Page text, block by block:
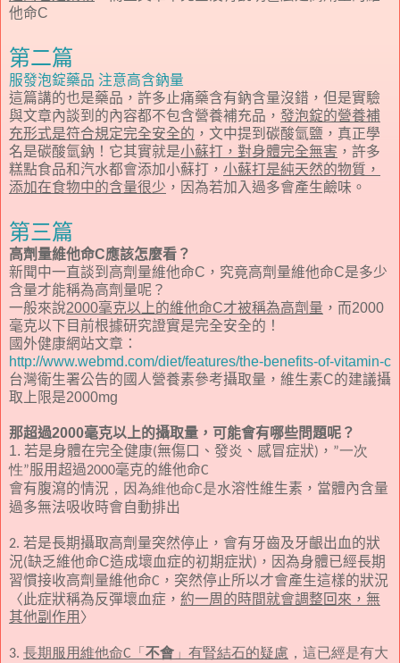
他命C
第二篇
服發泡錠藥品 注意高含鈉量
這篇講的也是藥品，許多止痛藥含有鈉含量沒錯，但是實驗
與文章內談到的內容都不包含營養補充品， 發泡錠的營養補
充形式是符合規定完全安全的 ，文中提到碳酸氫鹽，真正學
名是碳酸氫鈉！它其實就是小蘇打，對身體完全無害 ，許多
糕點食品和汽水都會添加小蘇打， 小蘇打是純天然的物質，
添加在食物中的含量很少 ，因為若加入過多會產生鹼味。
第三篇
高劑量維他命C應該怎麼看？
新聞中一直談到高劑量維他命C，究竟高劑量維他命C是多少
含量才能稱為高劑量呢？
一般來說2000毫克以上的維他命C才被稱為高劑量 ，而2000
毫克以下目前根據研究證實是完全安全的！
國外健康網站文章：
http://www.webmd.com/diet/features/the-benefits-of-vitamin-c
台灣衛生署公告的國人營養素參考攝取量，維生素C的建議攝
取上限是2000mg
那超過2000毫克以上的攝取量，可能會有哪些問題呢？
1. 若是身體在完全健康(無傷口、發炎、感冒症狀) ， ”一次
性”服用超過2000毫克的維他命C
會有腹瀉的情況 ，因為維他命C是水溶性維生素，當體內含量
過多無法吸收時會自動排出
2. 若是長期攝取高劑量突然停止 ，會有牙齒及牙齦出血的狀
況(缺乏維他命C造成壞血症的初期症狀) ，因為身體已經長期
習慣接收高劑量維他命C ，突然停止所以才會產生這樣的狀況
〈此症狀稱為反彈壞血症， 約一周的時間就會調整回來，無
其他副作用 〉
3. 長期服用維他命C「 不會 」有腎結石的疑慮 ，這已經是有大